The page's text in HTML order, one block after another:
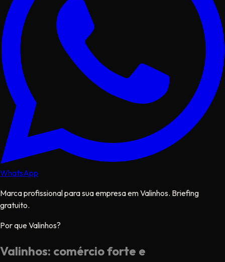
WhatsApp
Marca profissional para sua empresa em Valinhos. Briefing
gratuito.
Por que Valinhos?
Valinhos: comércio forte e